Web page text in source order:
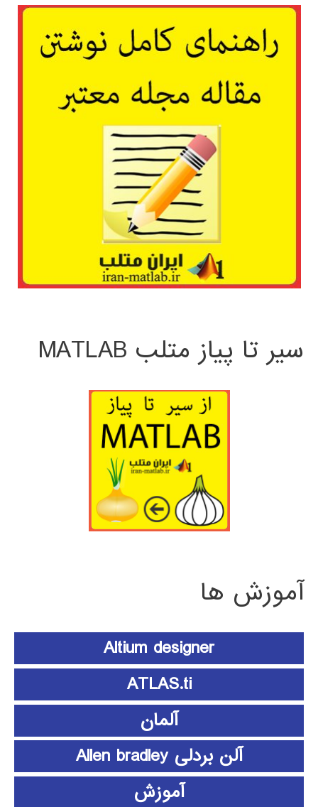
سیر تا پیاز متلب MATLAB
آموزش ها
Altium designer
ATLAS.ti
آلمان
آلن بردلی Allen bradley
آموزش